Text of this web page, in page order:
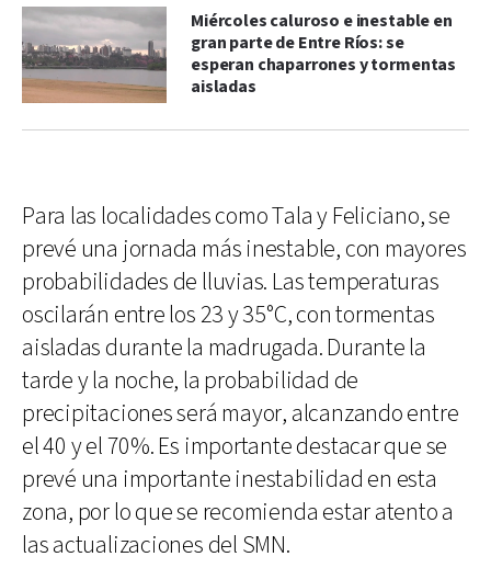
Miércoles caluroso e inestable en
gran parte de Entre Ríos: se
esperan chaparrones y tormentas
aisladas
Para las localidades como Tala y Feliciano, se
prevé una jornada más inestable, con mayores
probabilidades de lluvias. Las temperaturas
oscilarán entre los 23 y 35°C, con tormentas
aisladas durante la madrugada. Durante la
tarde y la noche, la probabilidad de
precipitaciones será mayor, alcanzando entre
el 40 y el 70%. Es importante destacar que se
prevé una importante inestabilidad en esta
zona, por lo que se recomienda estar atento a
las actualizaciones del SMN.